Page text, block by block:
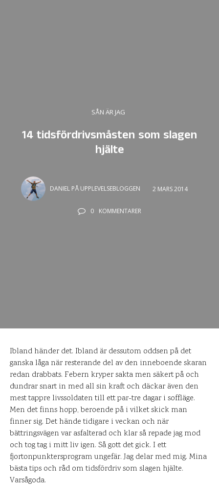
SÅN ÄR JAG
14 tidsfördrivsmåsten som slagen
hjälte
DANIEL PÅ UPPLEVELSEBLOGGEN 2 MARS 2014
0 KOMMENTARER
Ibland händer det. Ibland är dessutom oddsen på det
ganska låga när resterande del av den inneboende skaran
redan drabbats. Febern kryper sakta men säkert på och
dundrar snart in med all sin kraft och däckar även den
mest tappre livssoldaten till ett par-tre dagar i soffläge.
Men det finns hopp, beroende på i vilket skick man
finner sig. Det hände tidigare i veckan och när
bättringsvägen var asfalterad och klar så repade jag mod
och tog tag i mitt liv igen. Så gott det gick. I ett
fjortonpunktersprogram ungefär. Jag delar med mig. Mina
bästa tips och råd om tidsfördriv som slagen hjälte.
Varsågoda.